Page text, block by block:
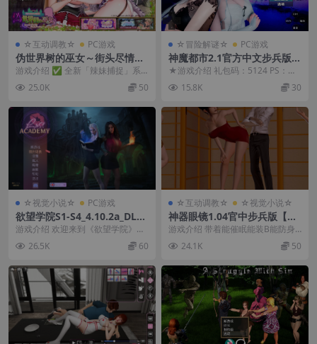
☆互动调教☆ PC游戏
伪世界树的巫女～街头尽情触
摸&色情陷阱捕获美少女～1.3
官方中文版【PC+安卓模拟器
+满大街乱摸SLG/日系精品/互
3G】
游戏介绍 ✅ 全新「辣妹捕捉」系
统 用魔法网捕获街上的美少女们，
打造专属触摸后宫...
25.0K 50
☆冒险解谜☆ PC游戏
神魔都市2.1官方中文步兵版
+礼包码+【PC+安卓+国风RP
★游戏介绍 礼包码：5124 PS：里
面的一些破解功能有些用不了 大概
讲的就是 ...
15.8K 30
☆视觉小说☆ PC游戏
欲望学院S1-S4_4.10.2a_DLC
官方中文版【PC+安卓+神作S
LG+画廊】/魔法学院/Lust Ac
ademy【27.3G】
游戏介绍 欢迎来到《欲望学院》全
4季！这里的激情和冒险将达到前所
未有的高度！ 延...
26.5K 60
☆互动调教☆ ☆视觉小说☆
神器眼镜1.04官中步兵版【PC
+安卓+互动调教SLG/后宫】/
透视眼镜/Glassix【8.76G】
游戏介绍 带着能催眠能装B能防身
能致富的神器眼镜纵横校园 PA遍全
校所有妹子（包...
24.1K 50